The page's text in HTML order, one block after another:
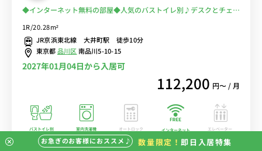
◆インターネット無料の部屋◆人気のバストイレ別♪デスクとチェア
駅」徒歩2分
1R/20.28m²
JR京浜東北線 大井町駅 徒歩10分
東京都品川区南品川5-10-15
2027年01月04日から入居可
112,200 円〜 / 月
バストイレ別 室内洗濯機 オートロック
インターネット
エレベーター
お急ぎのお客様におススメ♪ 数量限定！ 即日入居特集